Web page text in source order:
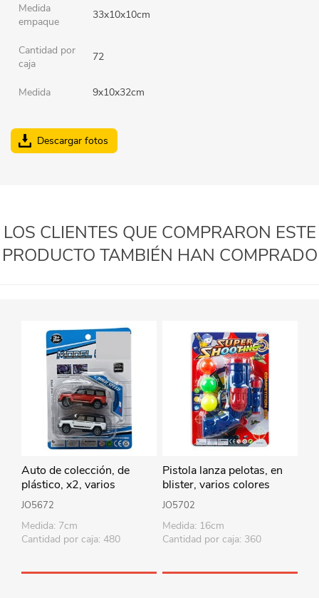
Medida
empaque
33x10x10cm
Cantidad por
caja
72
Medida 9x10x32cm
Descargar fotos
LOS CLIENTES QUE COMPRARON ESTE
PRODUCTO TAMBIÉN HAN COMPRADO
Auto de colección, de
plástico, x2, varios
colores, en blister
JO5672
Medida: 7cm
Cantidad por caja: 480
Pistola lanza pelotas, en
blister, varios colores
JO5702
Medida: 16cm
Cantidad por caja: 360